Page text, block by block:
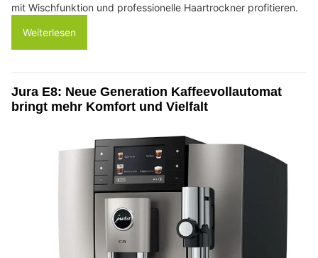
mit Wischfunktion und professionelle Haartrockner profitieren.
Weiterlesen
Jura E8: Neue Generation Kaffeevollautomat
bringt mehr Komfort und Vielfalt